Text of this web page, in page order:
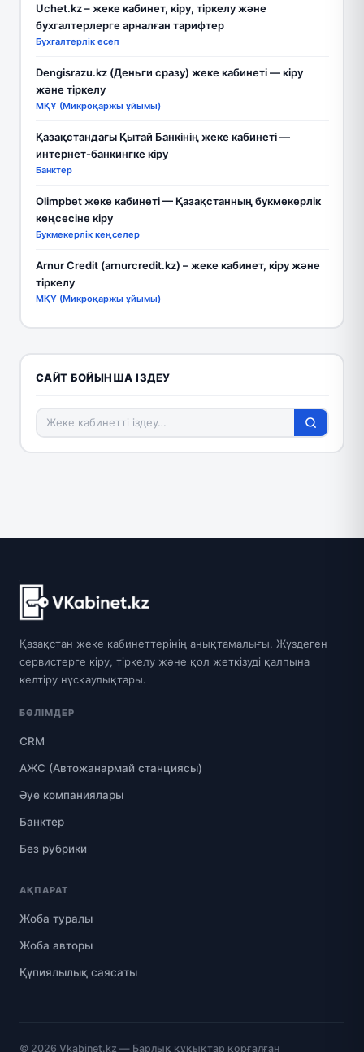
Uchet.kz – жеке кабинет, кіру, тіркелу және
бухгалтерлерге арналған тарифтер
Бухгалтерлік есеп
Dengisrazu.kz (Деньги сразу) жеке кабинеті — кіру
және тіркелу
МҚҰ (Микроқаржы ұйымы)
Қазақстандағы Қытай Банкінің жеке кабинеті —
интернет-банкингке кіру
Банктер
Olimpbet жеке кабинеті — Қазақстанның букмекерлік
кеңсесіне кіру
Букмекерлік кеңселер
Arnur Credit (arnurcredit.kz) – жеке кабинет, кіру және
тіркелу
МҚҰ (Микроқаржы ұйымы)
САЙТ БОЙЫНША ІЗДЕУ
Қазақстан жеке кабинеттерінің анықтамалығы. Жүздеген
сервистерге кіру, тіркелу және қол жеткізуді қалпына
келтіру нұсқаулықтары.
БӨЛІМДЕР
CRM
АЖС (Автожанармай станциясы)
Әуе компаниялары
Банктер
Без рубрики
АҚПАРАТ
Жоба туралы
Жоба авторы
Құпиялылық саясаты
© 2026 Vkabinet.kz — Барлық құқықтар қорғалған